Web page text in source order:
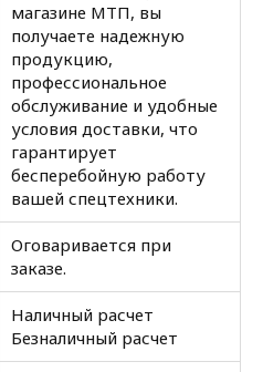
магазине МТП, вы
получаете надежную
продукцию,
профессиональное
обслуживание и удобные
условия доставки, что
гарантирует
бесперебойную работу
вашей спецтехники.
Оговаривается при
заказе.
Наличный расчет
Безналичный расчет